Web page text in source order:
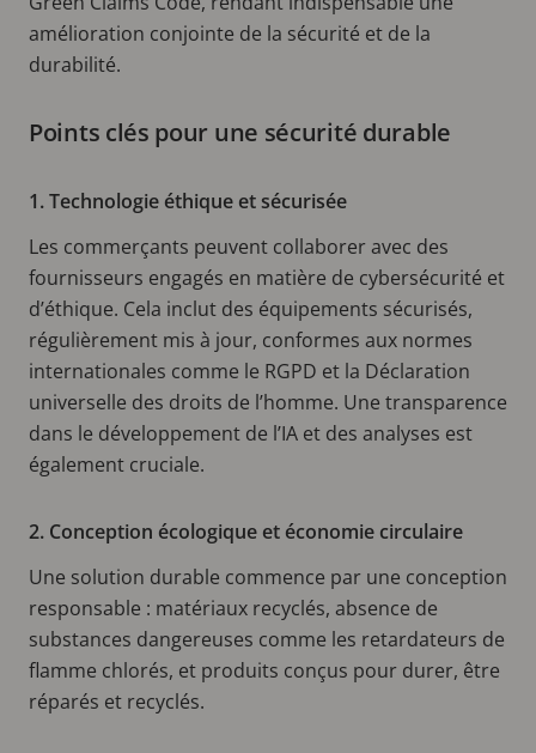
amélioration conjointe de la sécurité et de la
durabilité.
Points clés pour une sécurité durable
1. Technologie éthique et sécurisée
Les commerçants peuvent collaborer avec des
fournisseurs engagés en matière de cybersécurité et
d’éthique. Cela inclut des équipements sécurisés,
régulièrement mis à jour, conformes aux normes
internationales comme le RGPD et la Déclaration
universelle des droits de l’homme. Une transparence
dans le développement de l’IA et des analyses est
également cruciale.
2. Conception écologique et économie circulaire
Une solution durable commence par une conception
responsable : matériaux recyclés, absence de
substances dangereuses comme les retardateurs de
flamme chlorés, et produits conçus pour durer, être
réparés et recyclés.